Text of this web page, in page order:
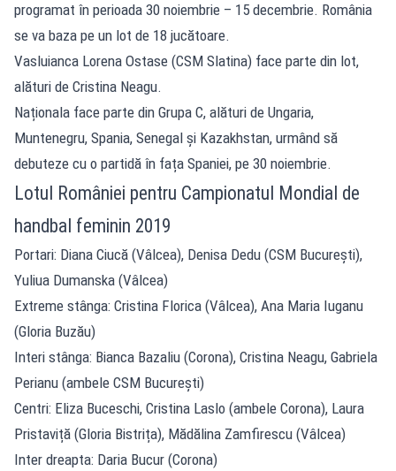
programat în perioada 30 noiembrie – 15 decembrie. România
se va baza pe un lot de 18 jucătoare.
Vasluianca Lorena Ostase (CSM Slatina) face parte din lot,
alături de Cristina Neagu.
Naționala face parte din Grupa C, alături de Ungaria,
Muntenegru, Spania, Senegal și Kazakhstan, urmând să
debuteze cu o partidă în fața Spaniei, pe 30 noiembrie.
Lotul României pentru Campionatul Mondial de
handbal feminin 2019
Portari: Diana Ciucă (Vâlcea), Denisa Dedu (CSM București),
Yuliua Dumanska (Vâlcea)
Extreme stânga: Cristina Florica (Vâlcea), Ana Maria Iuganu
(Gloria Buzău)
Interi stânga: Bianca Bazaliu (Corona), Cristina Neagu, Gabriela
Perianu (ambele CSM București)
Centri: Eliza Buceschi, Cristina Laslo (ambele Corona), Laura
Pristaviță (Gloria Bistrița), Mădălina Zamfirescu (Vâlcea)
Inter dreapta: Daria Bucur (Corona)